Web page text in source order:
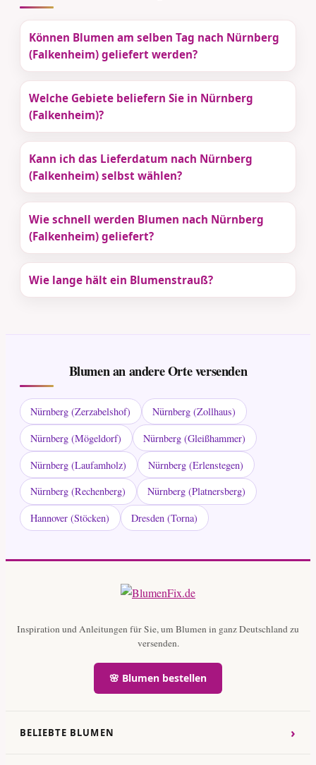
Können Blumen am selben Tag nach Nürnberg
(Falkenheim) geliefert werden?
Welche Gebiete beliefern Sie in Nürnberg
(Falkenheim)?
Kann ich das Lieferdatum nach Nürnberg
(Falkenheim) selbst wählen?
Wie schnell werden Blumen nach Nürnberg
(Falkenheim) geliefert?
Wie lange hält ein Blumenstrauß?
Blumen an andere Orte versenden
Nürnberg (Zerzabelshof)
Nürnberg (Zollhaus)
Nürnberg (Mögeldorf)
Nürnberg (Gleißhammer)
Nürnberg (Laufamholz)
Nürnberg (Erlenstegen)
Nürnberg (Rechenberg)
Nürnberg (Platnersberg)
Hannover (Stöcken)
Dresden (Torna)
Inspiration und Anleitungen für Sie, um Blumen in ganz Deutschland zu
versenden.
🌸 Blumen bestellen
BELIEBTE BLUMEN ›